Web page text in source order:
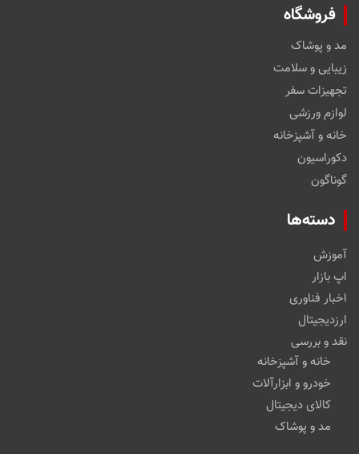
فروشگاه
مد و پوشاک
زیبایی و سلامت
تجهیزات سفر
لوازم ورزشی
خانه و آشپزخانه
دکوراسیون
گوناگون
دسته‌ها
آموزش
اپ بازار
اخبار فناوری
ارزدیجیتال
نقد و بررسی
خانه و آشپزخانه
خودرو و ابزارآلات
کالای دیجیتال
مد و پوشاک